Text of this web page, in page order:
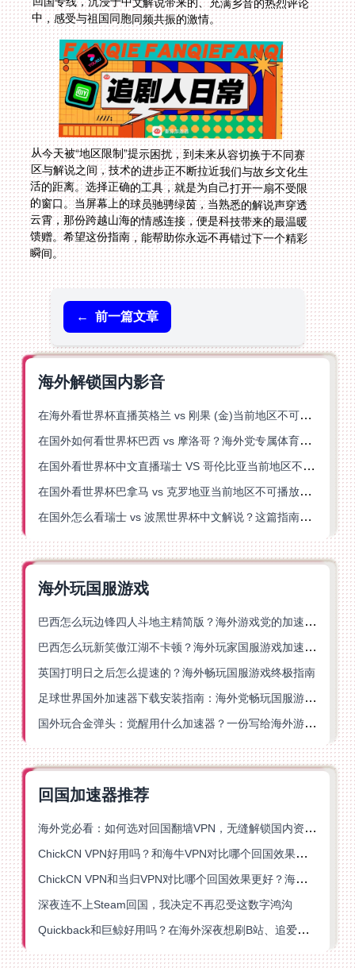
中，感受与祖国同胞同频共振的激情。
从今天被“地区限制”提示困扰，到未来从容切换于不同赛
区与解说之间，技术的进步正不断拉近我们与故乡文化生
活的距离。选择正确的工具，就是为自己打开一扇不受限
的窗口。当屏幕上的球员驰骋绿茵，当熟悉的解说声穿透
云霄，那份跨越山海的情感连接，便是科技带来的最温暖
馈赠。希望这份指南，能帮助你永远不再错过下一个精彩
瞬间。
← 前一篇文章
海外解锁国内影音
在海外看世界杯直播英格兰 vs 刚果 (金)当前地区不可播放？这篇指南帮你突破所有限制
在国外如何看世界杯巴西 vs 摩洛哥？海外党专属体育观赛指南来了
在国外看世界杯中文直播瑞士 VS 哥伦比亚当前地区不可播放？这篇指南帮你搞定
在国外看世界杯巴拿马 vs 克罗地亚当前地区不可播放？这篇指南帮你轻松解决海外体育直播难题
在国外怎么看瑞士 vs 波黑世界杯中文解说？这篇指南帮你搞定所有地区限制问题
海外玩国服游戏
巴西怎么玩边锋四人斗地主精简版？海外游戏党的加速器终极选择
巴西怎么玩新笑傲江湖不卡顿？海外玩家国服游戏加速终极指南（附猫和老鼠一梦江湖实测）
英国打明日之后怎么提速的？海外畅玩国服游戏终极指南
足球世界国外加速器下载安装指南：海外党畅玩国服游戏的终极解决方案
国外玩合金弹头：觉醒用什么加速器？一份写给海外游子的畅玩指南
回国加速器推荐
海外党必看：如何选对回国翻墙VPN，无缝解锁国内资源？
ChickCN VPN好用吗？和海牛VPN对比哪个回国效果更好？
ChickCN VPN和当归VPN对比哪个回国效果更好？海外党亲测后选了它
深夜连不上Steam回国，我决定不再忍受这数字鸿沟
Quickback和巨鲸好用吗？在海外深夜想刷B站、追爱奇艺的你，或许正需要这份答案